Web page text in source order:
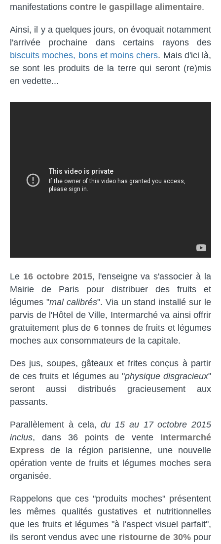
manifestations contre le gaspillage alimentaire.
Ainsi, il y a quelques jours, on évoquait notamment
l'arrivée prochaine dans certains rayons des
biscuits moches, bons et moins chers. Mais d'ici là,
se sont les produits de la terre qui seront (re)mis
en vedette...
Le 16 octobre 2015, l'enseigne va s'associer à la
Mairie de Paris pour distribuer des fruits et
légumes "mal calibrés". Via un stand installé sur le
parvis de l'Hôtel de Ville, Intermarché va ainsi offrir
gratuitement plus de 6 tonnes de fruits et légumes
moches aux consommateurs de la capitale.
Des jus, soupes, gâteaux et frites conçus à partir
de ces fruits et légumes au "physique disgracieux"
seront aussi distribués gracieusement aux
passants.
Parallèlement à cela,du 15 au 17 octobre 2015
inclus, dans 36 points de vente Intermarché
Express de la région parisienne, une nouvelle
opération vente de fruits et légumes moches sera
organisée.
Rappelons que ces "produits moches" présentent
les mêmes qualités gustatives et nutritionnelles
que les fruits et légumes "à l'aspect visuel parfait",
ils seront vendus avec une ristourne de 30%pour